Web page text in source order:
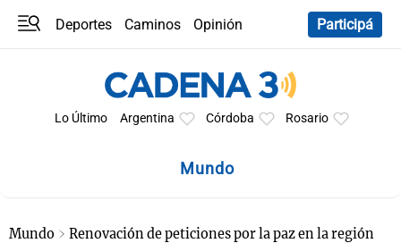
Deportes Caminos
Opinión
Participá
Lo Último Argentina Córdoba Rosario
Mundo
Mundo Renovación de peticiones por la paz en la región